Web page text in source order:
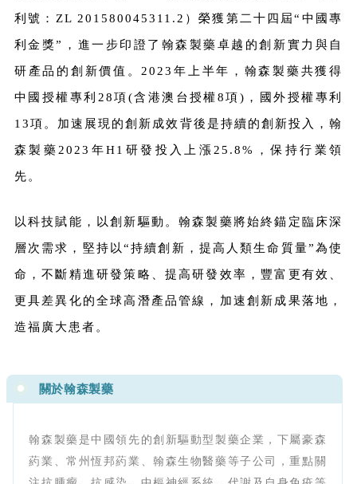
利號：ZL 201580045311.2）榮獲第二十四屆“中國專
利金獎”，進一步印證了翰森製藥卓越的創新實力與自
研產品的創新價值。2023年上半年，翰森製藥共獲得
中國授權專利28項(含港澳台授權8項)，國外授權專利
13項。加速展現的創新成效背後是持續的創新投入，翰
森製藥2023年H1研發投入上漲25.8%，保持行業領
先。
以科技賦能，以創新驅動。翰森製藥將始終錨定臨床深
層次需求，堅持以“持續創新，提高人類生命質量”為使
命，不斷精進研發策略、提高研發效率，豐富更有效、
更具差異化的全球高潛產品管線，加速創新成果落地，
造福廣大患者。
關於翰森製藥
翰森製藥是中國領先的創新驅動型製藥企業，下屬豪森
葯業、常州恆邦葯業、翰森生物醫藥等子公司，重點關